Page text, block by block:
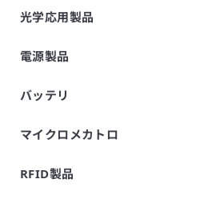
水晶振動子
光学応用製品
電源製品
バッテリ
円筒形リチウムイオン二次電池
FORTELION 24Vバッテリモジュ
マイクロメカトロ
マイクロブロア（エアポンプ）
RFID製品